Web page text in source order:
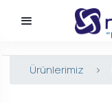
Ürünlerimiz >